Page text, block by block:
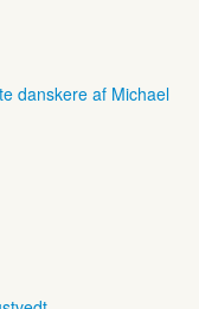
danskere af Michael